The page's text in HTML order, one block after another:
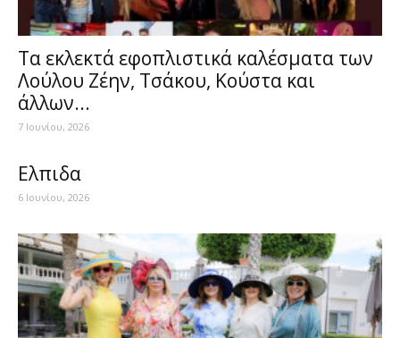
Τα εκλεκτά εφοπλιστικά καλέσματα των
Λούλου Ζέην, Τσάκου, Κούστα και
άλλων...
7 Ιουνίου, 2026
Ελπιδα
6 Ιουνίου, 2026